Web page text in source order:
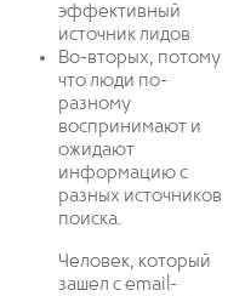
эффективный
источник лидов
Во-вторых, потому
что люди по-
разному
воспринимают и
ожидают
информацию с
разных источников
поиска.
Человек, который
зашел с email-